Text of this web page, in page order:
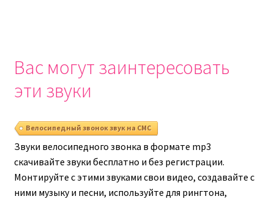
Вас могут заинтересовать
эти звуки
Велосипедный звонок звук на СМС
Звуки велосипедного звонка в формате mp3
скачивайте звуки бесплатно и без регистрации.
Монтируйте с этими звуками свои видео, создавайте с
ними музыку и песни, используйте для рингтона,